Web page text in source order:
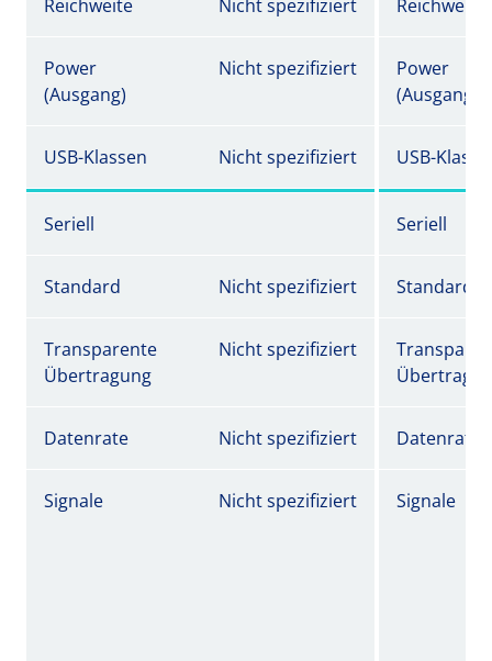
Reichweite Nicht spezifiziert Reichweite
Power
(Ausgang)
Nicht spezifiziert
Power
(Ausgang)
USB-Klassen Nicht spezifiziert USB-
Seriell Seriell
Standard Nicht spezifiziert Standard
Transparente
Übertragung
Nicht spezifiziert
Datenrate Nicht spezifiziert Datenrate
Signale Nicht spezifiziert Signale